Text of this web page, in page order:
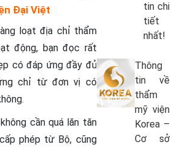
Đại Việt
loạt địa chỉ thẩm
động, bạn đọc rất
có đáp ứng đầy đủ
chỉ từ đơn vị có
cần quá lăn tăn
phép từ Bộ, cũng
tin chi
tiết
nhất!
Thông
tin về
thẩm
mỹ viện
Korea –
Cơ sở